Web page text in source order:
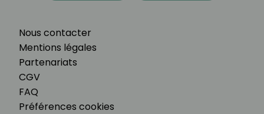
Nous contacter
Mentions légales
Partenariats
CGV
FAQ
Préférences cookies